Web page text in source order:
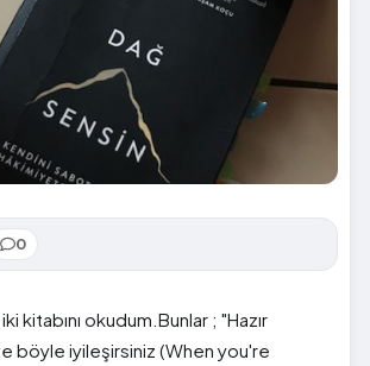
0
kitabını okudum.Bunlar ; "Hazır
böyle iyileşirsiniz (When you're